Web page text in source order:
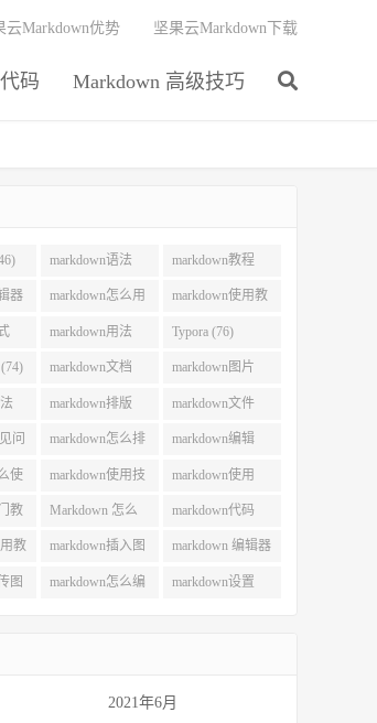
码 Markdown 高级技巧
云Markdown优势 坚果云Markdown下载
markdown语法
(292)
markdown教程
(215)
器 markdown怎么用
(130)
markdown使用教
程 (106)
markdown用法
(83)
Typora (76)
markdown文档
(73)
markdown图片
(70)
markdown排版
(62)
markdown文件
(55)
问 markdown怎么排
版 (52)
markdown编辑
(51)
使 markdown使用技
巧 (49)
markdown使用
(42)
教 Markdown 怎么
用 (38)
markdown代码
(35)
教 markdown插入图
片 (29)
markdown 编辑器
(28)
图 markdown怎么编 markdown设置
2021年6月